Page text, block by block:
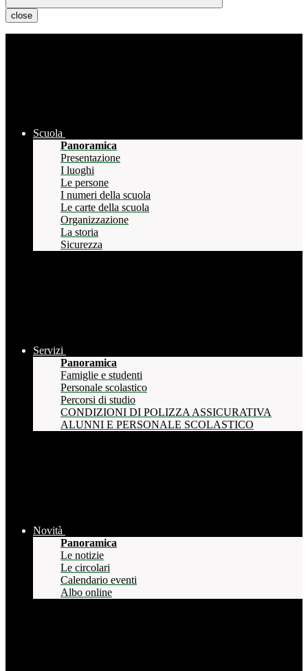
close
Scuola
Panoramica
Presentazione
I luoghi
Le persone
I numeri della scuola
Le carte della scuola
Organizzazione
La storia
Sicurezza
Servizi
Panoramica
Famiglie e studenti
Personale scolastico
Percorsi di studio
CONDIZIONI DI POLIZZA ASSICURATIVA
ALUNNI E PERSONALE SCOLASTICO
Novità
Panoramica
Le notizie
Le circolari
Calendario eventi
Albo online